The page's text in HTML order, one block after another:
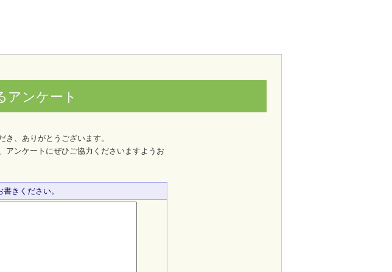
アンケート
、ありがとうございます。
アンケートにぜひご協力くださいますようお
きください。